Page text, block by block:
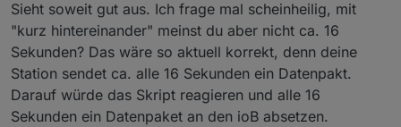
Logdatei. Ev. sieht man dann schon am Zeitstempel ob
er tatsächlich kurz hintereinander zwei Datenpakete
sendet. Dies könnte ich dann notfalls ausfiltern ;)
Sieht soweit gut aus. Ich frage mal scheinheilig, mit
"kurz hintereinander" meinst du aber nicht ca. 16
Sekunden? Das wäre so aktuell korrekt, denn deine
Station sendet ca. alle 16 Sekunden ein Datenpakt.
Darauf würde das Skript reagieren und alle 16
Sekunden ein Datenpaket an den ioB absetzen.